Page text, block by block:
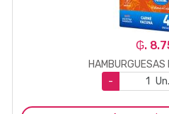
₲.
HAMBURGUESAS
-
Un.